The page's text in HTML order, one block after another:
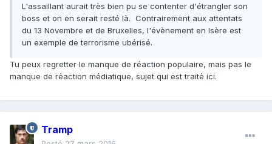
L'assaillant aurait très bien pu se contenter d'étrangler son
boss et on en serait resté là. Contrairement aux attentats
du 13 Novembre et de Bruxelles, l'évènement en Isère est
un exemple de terrorisme ubérisé.
Tu peux regretter le manque de réaction populaire, mais pas le
manque de réaction médiatique, sujet qui est traité ici.
Tramp